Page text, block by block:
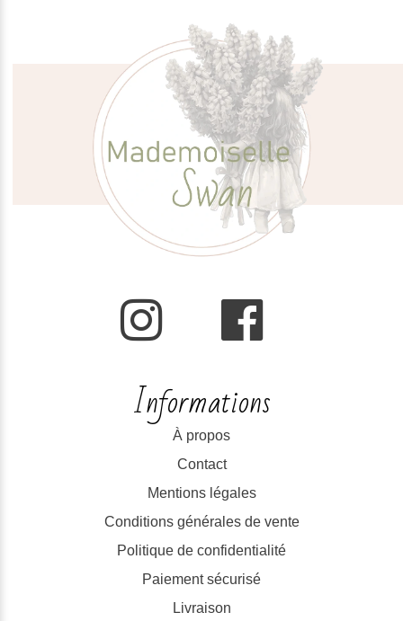
Informations
À propos
Contact
Mentions légales
Conditions générales de vente
Politique de confidentialité
Paiement sécurisé
Livraison